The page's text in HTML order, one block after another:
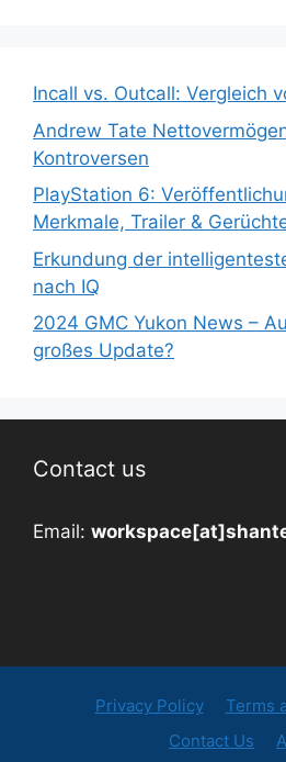
Incall vs. Outcall: Vergleich
Andrew Tate
Kontroversen
PlayStation 6:
Merkmale, Trailer &
Erkundung der
nach IQ
2024 GMC Yukon News –
großes Update?
Contact us
Email:
Privacy Policy
Terms
Contact Us